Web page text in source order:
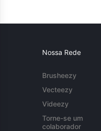
Nossa Rede
Brusheezy
Vecteezy
Videezy
Torne-se um
colaborador